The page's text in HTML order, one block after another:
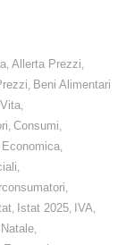
, Allerta Prezzi,
, Beni Alimentari
,
, Consumi,
,
,
,
, Istat 2025, IVA,
Natale,